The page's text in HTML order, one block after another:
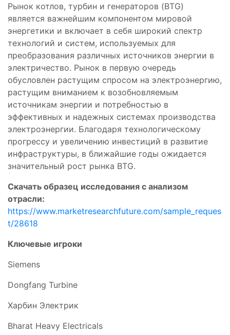
Рынок котлов, турбин и генераторов (BTG)
является важнейшим компонентом мировой
энергетики и включает в себя широкий спектр
технологий и систем, используемых для
преобразования различных источников энергии в
электричество. Рынок в первую очередь
обусловлен растущим спросом на электроэнергию,
растущим вниманием к возобновляемым
источникам энергии и потребностью в
эффективных и надежных системах производства
электроэнергии. Благодаря технологическому
прогрессу и увеличению инвестиций в развитие
инфраструктуры, в ближайшие годы ожидается
значительный рост рынка BTG.
Скачать образец исследования с анализом
отрасли:
https://www.marketresearchfuture.com/sample_reques
t/28618
Ключевые игроки
Siemens
Dongfang Turbine
Харбин Электрик
Bharat Heavy Electricals